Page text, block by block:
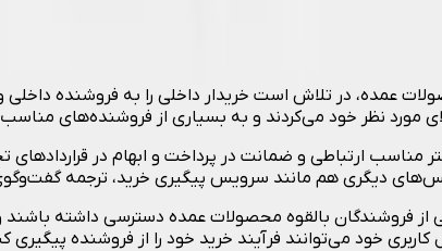
عمده، در تلاش است خریدار داخلی را به فروشنده
مورد نظر خود می‌کردند و به بسیاری از فروشنده‌های
ارتباطی و ضمانت در پرداخت و ابهام در قراردادهای
دیگری هم مانند سرویس پیگیری خرید، ترجمه
از فروشندگان بالقوه محصولات عمده دسترسی داشته
خود می‌توانند فرآیند خرید خود را از فروشنده پیگیری